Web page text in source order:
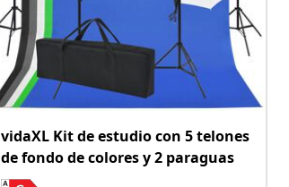
vidaXL Kit de estudio con 5 telones
de fondo de colores y 2 paraguas